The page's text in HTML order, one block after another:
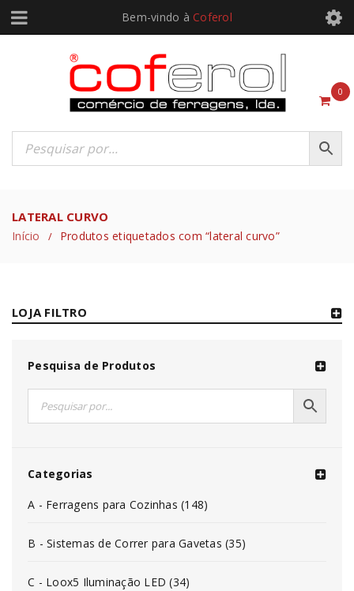
Bem-vindo à Coferol
0
LATERAL CURVO
Início / Produtos etiquetados com “lateral curvo”
LOJA FILTRO
Pesquisa de Produtos
Categorias
A - Ferragens para Cozinhas (148)
B - Sistemas de Correr para Gavetas (35)
C - Loox5 Iluminação LED (34)